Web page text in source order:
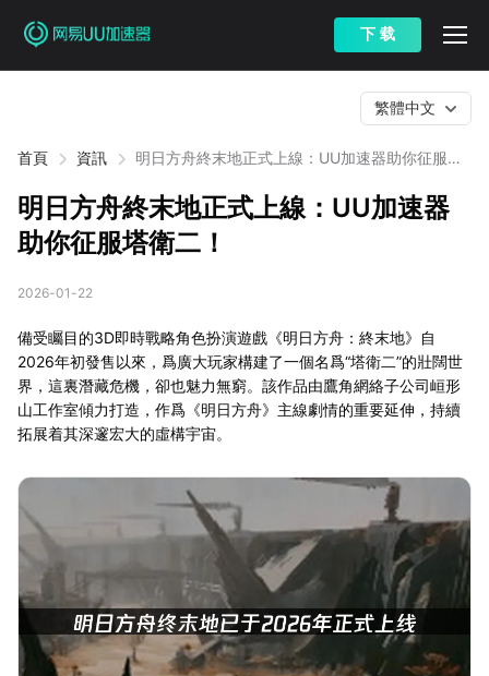
下 载
首頁 資訊
明日方舟終末地正式上線：UU加速器助你征服塔
繁體中文
明日方舟終末地正式上線：UU加速器
助你征服塔衛二！
2026-01-22
備受矚目的3D即時戰略角色扮演遊戲《明日方舟：終末地》自
2026年初發售以來，爲廣大玩家構建了一個名爲“塔衛二”的壯闊世
界，這裏潛藏危機，卻也魅力無窮。該作品由鷹角網絡子公司峘形
山工作室傾力打造，作爲《明日方舟》主線劇情的重要延伸，持續
拓展着其深邃宏大的虛構宇宙。